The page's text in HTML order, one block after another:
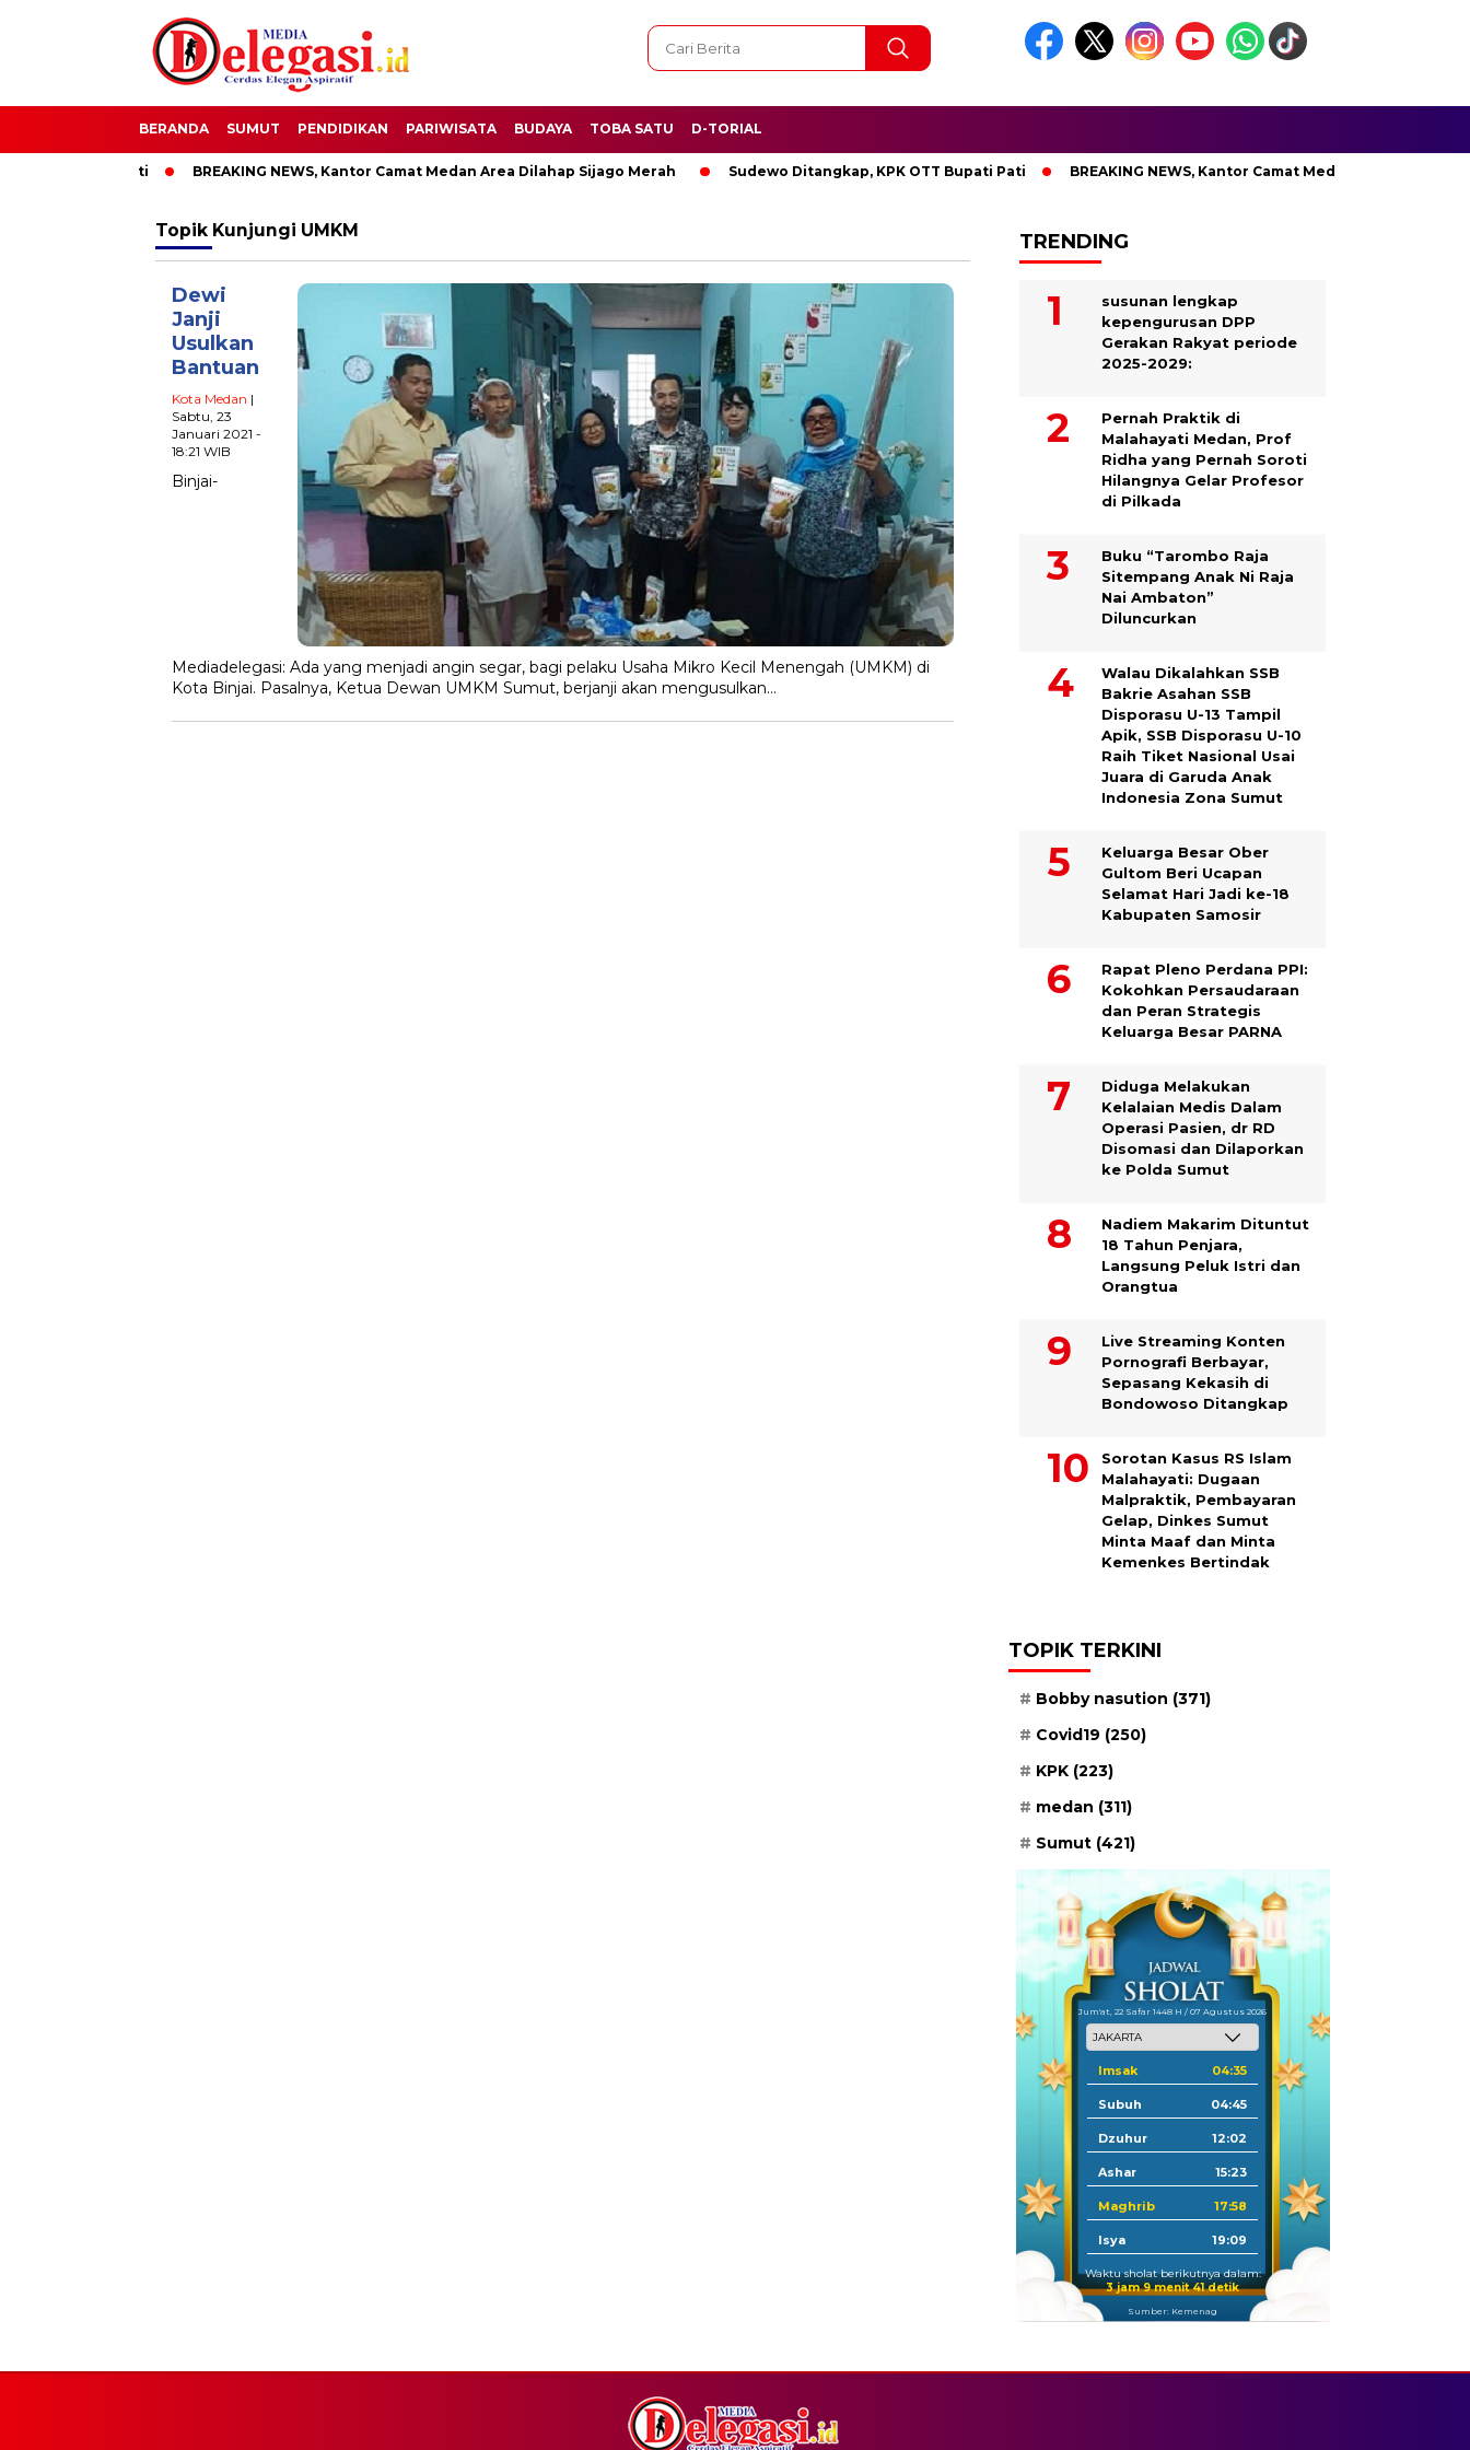
BERANDA SUMUT PENDIDIKAN PARIWISATA BUDAYA TOBA SATU D-TORIAL
BREAKING NEWS, Kantor Camat Medan Area Dilahap Sijago Merah Sudewo Ditangkap, KPK OTT Bupati Pati BREAKING NEWS, Kantor Camat Medan Area Dilahap
Topik Kunjungi UMKM
Dewi
Janji
Usulkan
Bantuan
Kota Medan |
Sabtu, 23
Januari 2021 -
18:21 WIB
Binjai-
Mediadelegasi: Ada yang menjadi angin segar, bagi pelaku Usaha Mikro Kecil Menengah (UMKM) di
Kota Binjai. Pasalnya, Ketua Dewan UMKM Sumut, berjanji akan mengusulkan…
TRENDING
susunan lengkap
kepengurusan DPP
Gerakan Rakyat periode
2025-2029:
Pernah Praktik di
Malahayati Medan, Prof
Ridha yang Pernah Soroti
Hilangnya Gelar Profesor
di Pilkada
Buku “Tarombo Raja
Sitempang Anak Ni Raja
Nai Ambaton”
Diluncurkan
Walau Dikalahkan SSB
Bakrie Asahan SSB
Disporasu U-13 Tampil
Apik, SSB Disporasu U-10
Raih Tiket Nasional Usai
Juara di Garuda Anak
Indonesia Zona Sumut
Keluarga Besar Ober
Gultom Beri Ucapan
Selamat Hari Jadi ke-18
Kabupaten Samosir
Rapat Pleno Perdana PPI:
Kokohkan Persaudaraan
dan Peran Strategis
Keluarga Besar PARNA
Diduga Melakukan
Kelalaian Medis Dalam
Operasi Pasien, dr RD
Disomasi dan Dilaporkan
ke Polda Sumut
​Nadiem Makarim Dituntut
18 Tahun Penjara,
Langsung Peluk Istri dan
Orangtua
Live Streaming Konten
Pornografi Berbayar,
Sepasang Kekasih di
Bondowoso Ditangkap
Sorotan Kasus RS Islam
Malahayati: Dugaan
Malpraktik, Pembayaran
Gelap, Dinkes Sumut
Minta Maaf dan Minta
Kemenkes Bertindak
TOPIK TERKINI
Bobby nasution (371)
Covid19 (250)
KPK (223)
medan (311)
Sumut (421)
Jum'at, 22 Safar 1448 H / 07 Agustus 2026
Imsak 04:35
Subuh 04:45
Dzuhur 12:02
Ashar 15:23
Maghrib 17:58
Isya 19:09
Waktu sholat berikutnya dalam:
3 jam 9 menit 41 detik
Sumber: Kemenag